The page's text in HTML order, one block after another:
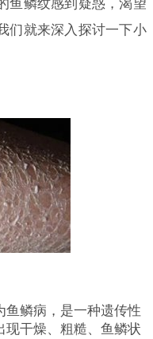
鱼鳞纹感到疑惑，渴望
们就来深入探讨一下小
鳞病，是一种遗传性
现干燥、粗糙、鱼鳞状